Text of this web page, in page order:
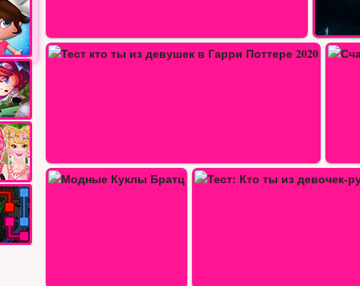
Счастливые флюиды нежных…
Кто ты из девочек-русалок… Шоу с дельфином 8